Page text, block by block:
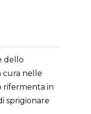
dello
cura nelle
rifermenta in
sprigionare